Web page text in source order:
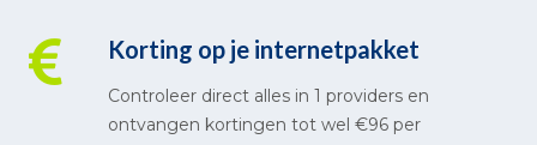
Korting op je internetpakket
Controleer direct alles in 1 providers en
ontvangen kortingen tot wel €96 per